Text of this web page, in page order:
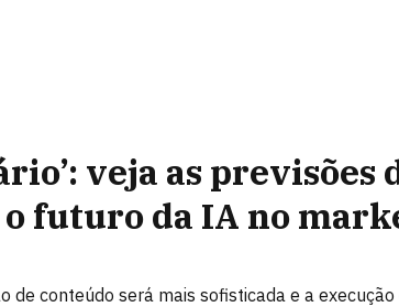
veja as previsões
futuro da IA no
de conteúdo será mais sofisticada e a